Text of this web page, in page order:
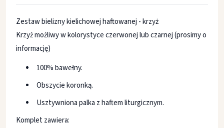
Zestaw bielizny kielichowej haftowanej - krzyż
Krzyż możliwy w kolorystyce czerwonej lub czarnej (prosimy o
informację)
100% bawełny.
Obszycie koronką.
Usztywniona palka z haftem liturgicznym.
Komplet zawiera: